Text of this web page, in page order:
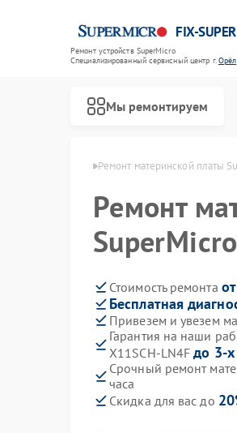
FIX-
Ремонт устройств SuperMicro
Специализированный cервисный центр г.Орёл
Мы ремонтируем
Ремонт материнской платы
Ремонт
Стоимость ремонта
Бесплатная
Привезем и увезем
Гарантия на наши
X11SCH-LN4Fдо 3-х
Срочный ремонт
часа
Скидка для вас до